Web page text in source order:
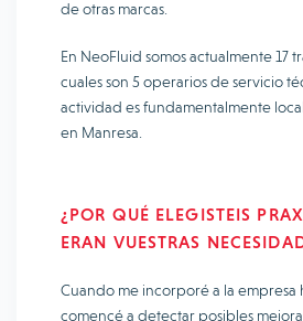
de otras marcas.
En NeoFluid somos actualmente 17
cuales son 5 operarios de servicio
actividad es fundamentalmente
en Manresa.
¿POR QUÉ ELEGISTEIS
ERAN VUESTRAS
Cuando me incorporé a la empresa
comencé a detectar posibles